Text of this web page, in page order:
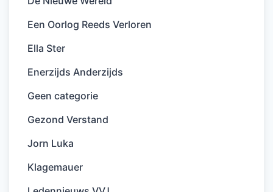
Een Oorlog Reeds Verloren
Ella Ster
Enerzijds Anderzijds
Geen categorie
Gezond Verstand
Jorn Luka
Klagemauer